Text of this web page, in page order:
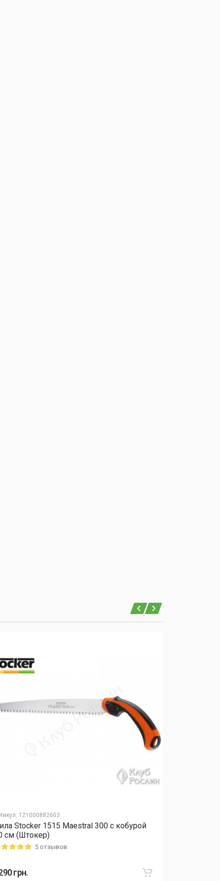
: 121000882603
Stocker 1515 Maestral 300 с кобурой
см (Штокер)
5 out of 55 отзывов
грн.